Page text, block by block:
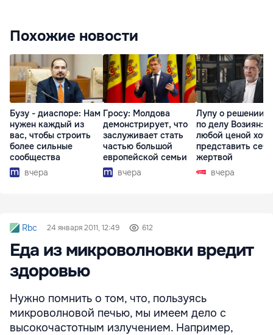
Похожие новости
Бузу - диаспоре: Нам
нужен каждый из
вас, чтобы строить
более сильные
сообщества
вчера
Гросу: Молдова
демонстрирует, что
заслуживает стать
частью большой
европейской семьи
вчера
Лупу о решении
по делу Возиян:
любой ценой
представить себя
жертвой
вчера
Rbc 24 января 2011, 12:49 612
Еда из микроволновки вредит
здоровью
Нужно помнить о том, что, пользуясь
микроволновой печью, мы имеем дело с
высокочастотным излучением. Например,